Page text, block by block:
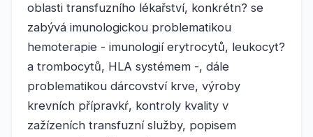
oblasti transfuzního lékařství, konkrétn? se
zabývá imunologickou problematikou
hemoterapie - imunologií erytrocytů, leukocyt?
a trombocytů, HLA systémem -, dále
problematikou dárcovství krve, výroby
krevních přípravkŕ, kontroly kvality v
zažízeních transfuzní služby, popisem